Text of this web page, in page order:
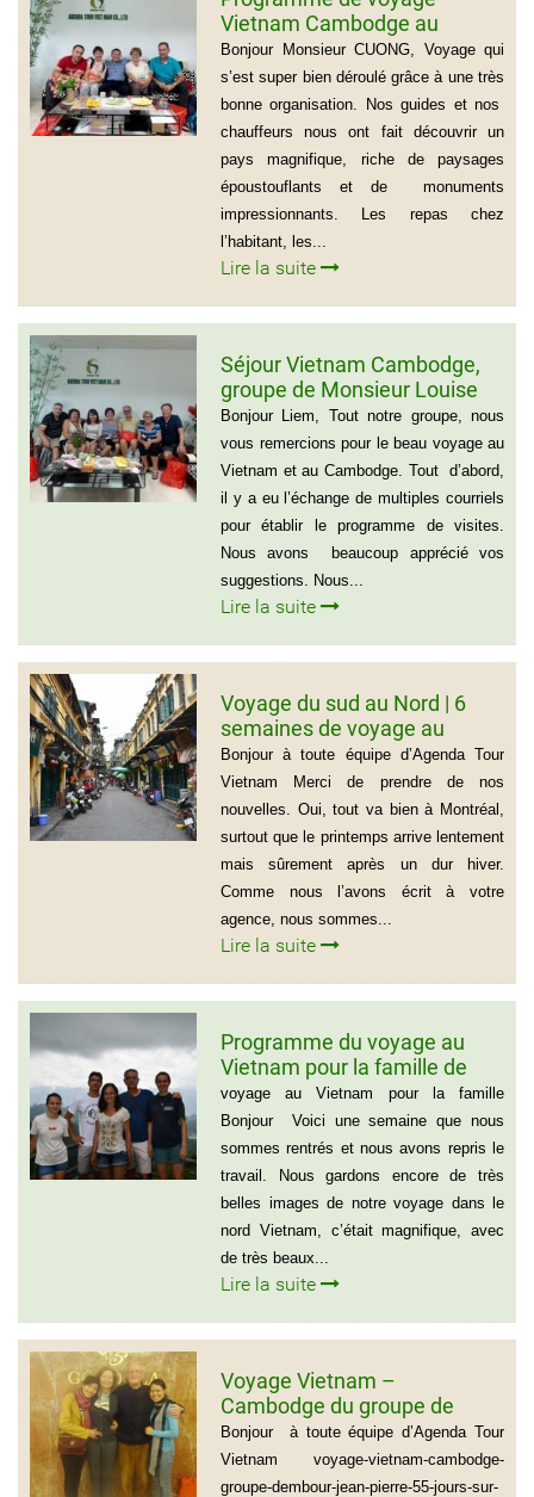
Vietnam Cambodge au
groupe de Madame CATHY et
les amis
Bonjour Monsieur CUONG, Voyage qui
s’est super bien déroulé grâce à une très
bonne organisation. Nos guides et nos
chauffeurs nous ont fait découvrir un
pays magnifique, riche de paysages
époustouflants et de monuments
impressionnants. Les repas chez
l’habitant, les...
Lire la suite
Séjour Vietnam Cambodge,
groupe de Monsieur Louise
De Seve, 3 semaines
Bonjour Liem, Tout notre groupe, nous
vous remercions pour le beau voyage au
Vietnam et au Cambodge. Tout d’abord,
il y a eu l’échange de multiples courriels
pour établir le programme de visites.
Nous avons beaucoup apprécié vos
suggestions. Nous...
Lire la suite
Voyage du sud au Nord | 6
semaines de voyage au
Vietnam – Madame
Marguerite Côté et Monsieur
Gérald Lafleur – 001 514-355-
9066
Bonjour à toute équipe d’Agenda Tour
Vietnam Merci de prendre de nos
nouvelles. Oui, tout va bien à Montréal,
surtout que le printemps arrive lentement
mais sûrement après un dur hiver.
Comme nous l’avons écrit à votre
agence, nous sommes...
Lire la suite
Programme du voyage au
Vietnam pour la famille de
Mme BEAUGRAND
voyage au Vietnam pour la famille
Bonjour Voici une semaine que nous
sommes rentrés et nous avons repris le
travail. Nous gardons encore de très
belles images de notre voyage dans le
nord Vietnam, c’était magnifique, avec
de très beaux...
Lire la suite
Voyage Vietnam –
Cambodge du groupe de
madame et Monsieur
DEMBOUR JEAN-PIERRE (55
jours sur place)
Bonjour à toute équipe d’Agenda Tour
Vietnam voyage-vietnam-cambodge-
groupe-dembour-jean-pierre-55-jours-sur-